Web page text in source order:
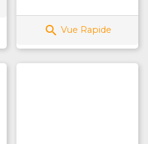
 Vue Rapide